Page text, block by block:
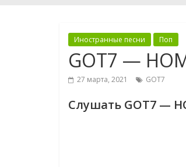
Иностранные песни Поп
GOT7 —
27 марта, 2021 GOT7
Слушать GOT7 —